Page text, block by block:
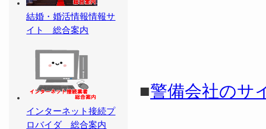
■警備会社のサ
結婚・婚活情報情報サ
イト 総合案内
インターネット接続プ
ロバイダ 総合案内